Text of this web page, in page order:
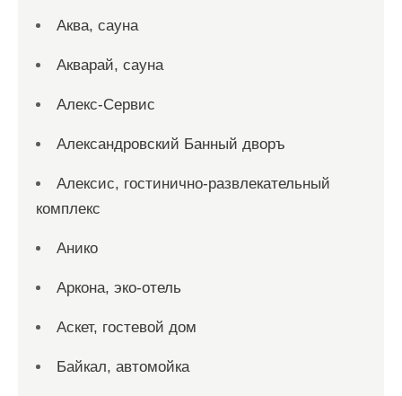
Аква, сауна
Акварай, сауна
Алекс-Сервис
Александровский Банный дворъ
Алексис, гостинично-развлекательный
комплекс
Анико
Аркона, эко-отель
Аскет, гостевой дом
Байкал, автомойка